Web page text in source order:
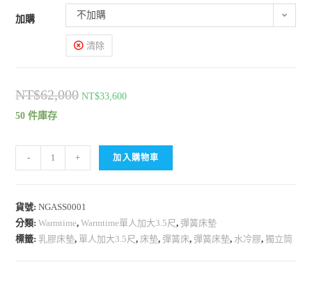
加購 不加購
清除
NT$62,000 NT$33,600
50 件庫存
- + 加入購物車
貨號:NGASS0001
分類:Warmtime,Warmtime單人加大3.5尺, 彈簧床墊
標籤:乳膠床墊, 單人加大3.5尺, 床墊, 彈簧床, 彈簧床墊, 水冷膠,獨立筒